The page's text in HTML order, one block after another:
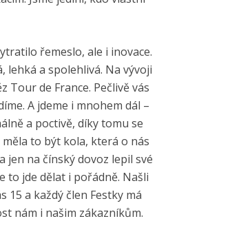
řemeslo, ale i inovace.
lehká a spolehlivá. Na vývoji
de France. Pečlivě vás
A jdeme i mnohem dál –
a poctivě, díky tomu se
to být kola, která o nás
na čínský dovoz lepil své
to jde dělat i pořádně. Našli
15 a každý člen Festky má
nám i našim zákazníkům.